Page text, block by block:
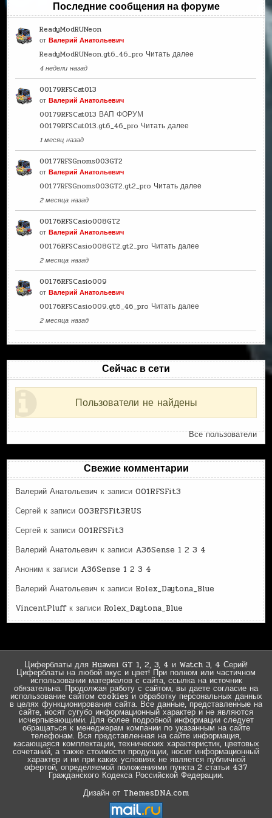
Последние сообщения на форуме
ReadyModRUNeon
отВалерий Анатольевич
ReadyModRUNeon.gt6_46_pro Читать далее
4 недели назад
00179RFSCat013
отВалерий Анатольевич
00179RFSCat013 ВАП ФОРУМ
00179RFSCat013.gt6_46_pro Читать далее
1 месяц назад
00177RFSGnoms003GT2
отВалерий Анатольевич
00177RFSGnoms003GT2.gt2_pro Читать далее
2 месяца назад
00176RFSCasio008GT2
отВалерий Анатольевич
00176RFSCasio008GT2.gt2_pro Читать далее
2 месяца назад
00176RFSCasio009
отВалерий Анатольевич
00176RFSCasio009.gt6_46_pro Читать далее
2 месяца назад
Сейчас в сети
Пользователи не найдены
Все пользователи
Свежие комментарии
Валерий Анатольевич к записи001RFSFit3
Сергей к записи003RFSFit3RUS
Сергей к записи001RFSFit3
Валерий Анатольевич к записи A36Sense 1 2 3 4
Аноним к записи A36Sense 1 2 3 4
Валерий Анатольевич к записи Rolex_Daytona_Blue
VincentPluffк записи Rolex_Daytona_Blue
Циферблаты для Huawei GT 1, 2, 3, 4 и Watch 3, 4 Серий!
Циферблаты на любой вкус и цвет! При полном или частичном
использовании материалов с сайта, ссылка на источник
обязательна. Продолжая работу с сайтом, вы даете согласие на
использование сайтом cookies и обработку персональных данных
в целях функционирования сайта. Все данные, представленные на
сайте, носят сугубо информационный характер и не являются
исчерпывающими. Для более подробной информации следует
обращаться к менеджерам компании по указанным на сайте
телефонам. Вся представленная на сайте информация,
касающаяся комплектации, технических характеристик, цветовых
сочетаний, а также стоимости продукции, носит информационный
характер и ни при каких условиях не является публичной
офертой, определяемой положениями пункта 2 статьи 437
Гражданского Кодекса Российской Федерации.
Дизайн от ThemesDNA.com